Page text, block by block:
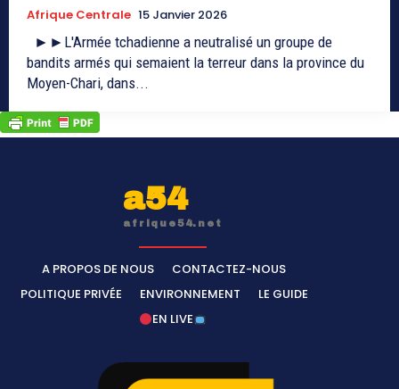
Afrique Centrale 15 Janvier 2026
bandits armés qui semaient la terreur dans la province du
Moyen-Chari, dans...
a54
afrique54.net
A PROPOS DE NOUS
CONTACTEZ-NOUS
POLITIQUE PRIVÉE
ENVIRONNEMENT
LE GUIDE
EN LIVE